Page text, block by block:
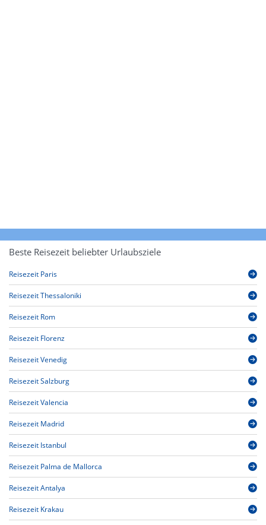
Beste Reisezeit beliebter Urlaubsziele
Reisezeit Paris
Reisezeit Thessaloniki
Reisezeit Rom
Reisezeit Florenz
Reisezeit Venedig
Reisezeit Salzburg
Reisezeit Valencia
Reisezeit Madrid
Reisezeit Istanbul
Reisezeit Palma de Mallorca
Reisezeit Antalya
Reisezeit Krakau